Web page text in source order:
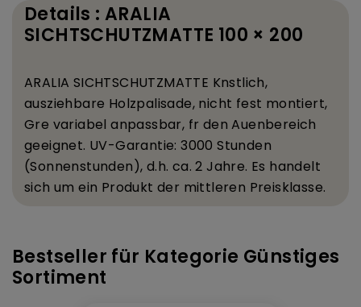
Details : ARALIA
SICHTSCHUTZMATTE 100 × 200
ARALIA SICHTSCHUTZMATTE Knstlich,
ausziehbare Holzpalisade, nicht fest montiert,
Gre variabel anpassbar, fr den Auenbereich
geeignet. UV-Garantie: 3000 Stunden
(Sonnenstunden), d.h. ca. 2 Jahre. Es handelt
sich um ein Produkt der mittleren Preisklasse.
Bestseller für Kategorie Günstiges
Sortiment